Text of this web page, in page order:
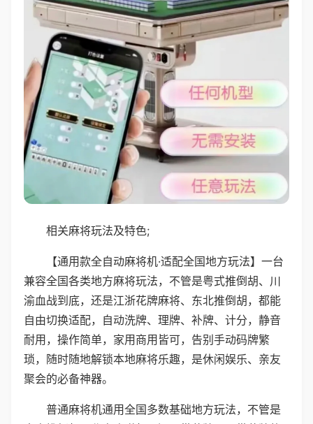
相关麻将玩法及特色;
【通用款全自动麻将机·适配全国地方玩法】一台
兼容全国各类地方麻将玩法，不管是粤式推倒胡、川
渝血战到底，还是江浙花牌麻将、东北推倒胡，都能
自由切换适配，自动洗牌、理牌、补牌、计分，静音
耐用，操作简单，家用商用皆可，告别手动码牌繁
琐，随时随地解锁本地麻将乐趣，是休闲娱乐、亲友
聚会的必备神器。
普通麻将机通用全国多数基础地方玩法，不管是